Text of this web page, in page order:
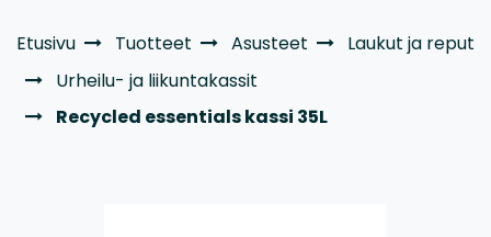
Etusivu Tuotteet Asusteet
Laukut ja reput
Urheilu- ja liikuntakassit
Recycled essentials kassi 35L